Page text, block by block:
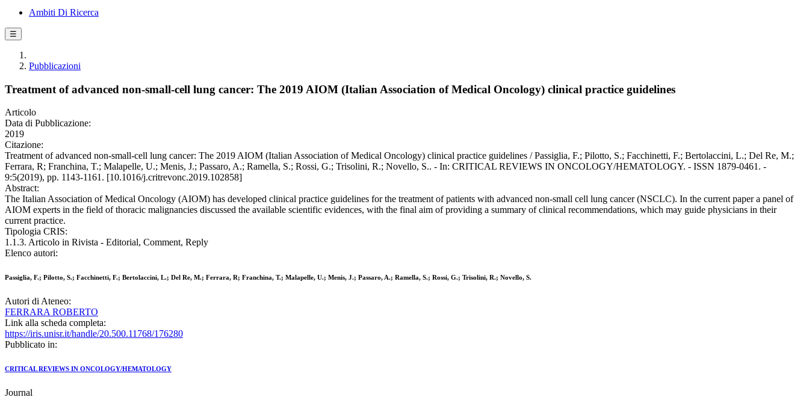
Ambiti Di Ricerca
☰
Pubblicazioni
Treatment of advanced non-small-cell lung cancer: The 2019 AIOM (Italian Association of Medical Oncology) clinical practice guidelines
Articolo
Data di Pubblicazione:
2019
Citazione:
Treatment of advanced non-small-cell lung cancer: The 2019 AIOM (Italian Association of Medical Oncology) clinical practice guidelines / Passiglia, F.; Pilotto, S.; Facchinetti, F.; Bertolaccini, L.; Del Re, M.;
Ferrara, R; Franchina, T.; Malapelle, U.; Menis, J.; Passaro, A.; Ramella, S.; Rossi, G.; Trisolini, R.; Novello, S.. - In: CRITICAL REVIEWS IN ONCOLOGY/HEMATOLOGY. - ISSN 1879-0461. -
9:5(2019), pp. 1143-1161. [10.1016/j.critrevonc.2019.102858]
Abstract:
The Italian Association of Medical Oncology (AIOM) has developed clinical practice guidelines for the treatment of patients with advanced non-small cell lung cancer (NSCLC). In the current paper a panel of
AIOM experts in the field of thoracic malignancies discussed the available scientific evidences, with the final aim of providing a summary of clinical recommendations, which may guide physicians in their
current practice.
Tipologia CRIS:
1.1.3. Articolo in Rivista - Editorial, Comment, Reply
Elenco autori:
Passiglia, F.; Pilotto, S.; Facchinetti, F.; Bertolaccini, L.; Del Re, M.; Ferrara, R; Franchina, T.; Malapelle, U.; Menis, J.; Passaro, A.; Ramella, S.; Rossi, G.; Trisolini, R.; Novello, S.
Autori di Ateneo:
FERRARA ROBERTO
Link alla scheda completa:
https://iris.unisr.it/handle/20.500.11768/176280
Pubblicato in:
CRITICAL REVIEWS IN ONCOLOGY/HEMATOLOGY
Journal